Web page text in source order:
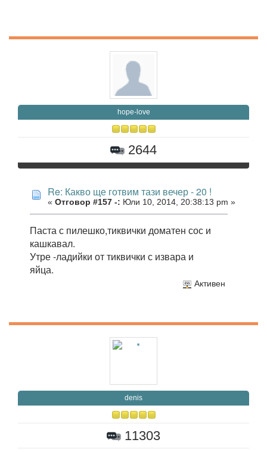
hope-love
2644
Re: Какво ще готвим тази вечер - 20 !
« Отговор #157 -: Юли 10, 2014, 20:38:13 pm »
Паста с пилешко,тиквички доматен сос и
кашкавал.
Утре -ладийки от тиквички с извара и
яйца.
Активен
denis
11303